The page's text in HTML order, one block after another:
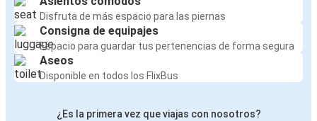
Disfruta de más espacio para las piernas
Consigna de equipajes
Espacio para guardar tus pertenencias de forma segura
Aseos
Disponible en todos los FlixBus
¿Es la primera vez que viajas con nosotros?